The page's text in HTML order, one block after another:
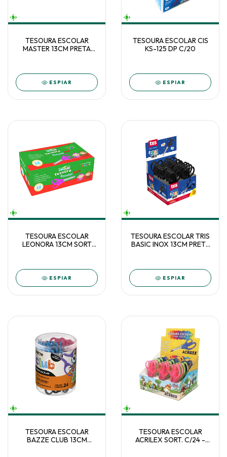
TESOURA ESCOLAR
MASTER 13CM PRETA
ESPIAR
TESOURA ESCOLAR CIS
KS-125 DP C/20
ESPIAR
TESOURA ESCOLAR
LEONORA 13CM SORT
ESPIAR
TESOURA ESCOLAR TRIS
BASIC INOX 13CM PRETA
ESPIAR
TESOURA ESCOLAR
BAZZE CLUB 13CM
TESOURA ESCOLAR
ACRILEX SORT. C/24 -